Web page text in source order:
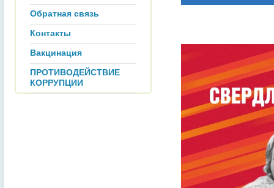
Обратная связь
Контакты
Вакцинация
ПРОТИВОДЕЙСТВИЕ
КОРРУПЦИИ